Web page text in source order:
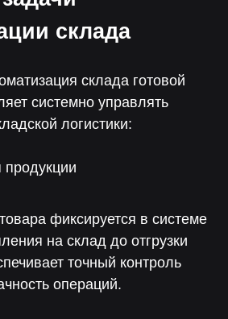
склада
склада готовой
системно управлять
логистики:
продукции
фиксируется в системе
на склад до отгрузки
точный контроль
операций.